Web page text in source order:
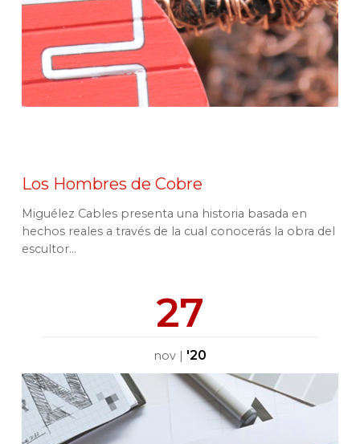
Los Hombres de Cobre
Miguélez Cables presenta una historia basada en
hechos reales a través de la cual conocerás la obra del
escultor...
27
nov | '20